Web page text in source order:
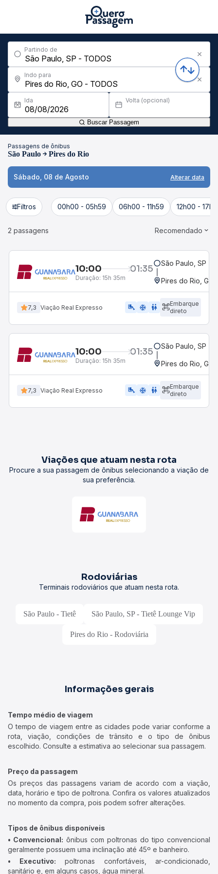
Partindo de
Indo para
Ida Volta (opcional)
Buscar Passagem
Passagens de ônibus
São Paulo Pires do Rio
Sábado, 08 de Agosto Alterar data
Filtros 00h00 - 05h59 06h00 - 11h59 12h00 -
2 passagens Recomendado
10:00 01:35
Duração: 15h 35m
São Paulo, SP -
Pires do Rio, GO
7,3 Viação Real Expresso airline_seat_legroom_extra ac_unit WC
Embarque
direto
10:00 01:35
Duração: 15h 35m
São Paulo, SP -
Pires do Rio, GO
7,3 Viação Real Expresso airline_seat_legroom_extra ac_unit wc
Embarque
direto
Viações que atuam nesta rota
Procure a sua passagem de ônibus selecionando a viação de
sua preferência.
Rodoviárias
Terminais rodoviários que atuam nesta rota.
São Paulo - Tietê São Paulo, SP - Tietê Lounge Vip
Pires do Rio - Rodoviária
Informações gerais
Tempo médio de viagem
O tempo de viagem entre as cidades pode variar conforme a
rota, viação, condições de trânsito e o tipo de ônibus
escolhido. Consulte a estimativa ao selecionar sua passagem.
Preço da passagem
Os preços das passagens variam de acordo com a viação,
data, horário e tipo de poltrona. Confira os valores atualizados
no momento da compra, pois podem sofrer alterações.
Tipos de ônibus disponíveis
• Convencional: ônibus com poltronas do tipo convencional
geralmente possuem uma inclinação até 45º e banheiro.
• Executivo: poltronas confortáveis, ar-condicionado,
sanitário e, em alguns casos, água mineral.